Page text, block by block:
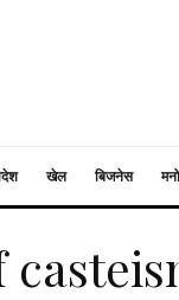
खेल बिजनेस